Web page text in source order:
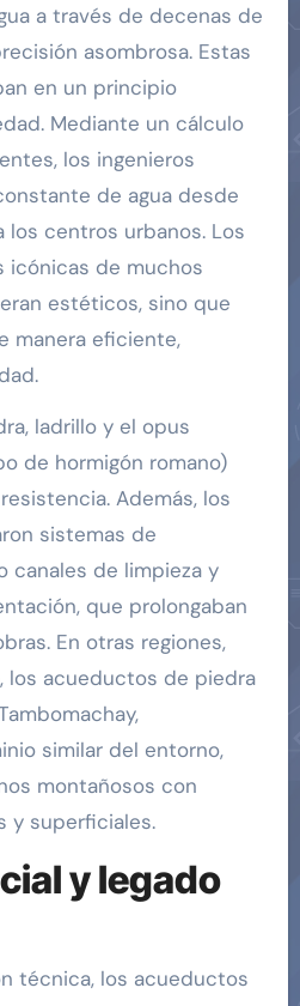
a través de decenas de
asombrosa. Estas
en un principio
Mediante un cálculo
los ingenieros
de agua desde
los centros urbanos. Los
icónicas de muchos
estéticos, sino que
manera eficiente,
ladrillo y el opus
de hormigón romano)
Además, los
sistemas de
canales de limpieza y
que prolongaban
En otras regiones,
los acueductos de piedra
similar del entorno,
montañosos con
y superficiales.
y legado
técnica, los acueductos